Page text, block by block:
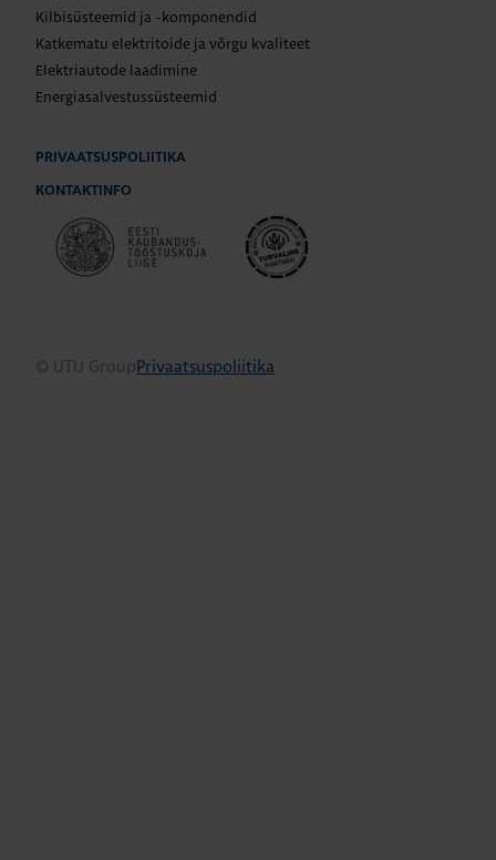
Kilbisüsteemid ja -komponendid
Katkematu elektritoide ja võrgu kvaliteet
Elektriautode laadimine
Energiasalvestussüsteemid
PRIVAATSUSPOLIITIKA
KONTAKTINFO
© UTU GroupPrivaatsuspoliitika